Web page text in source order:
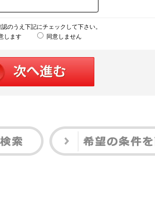
のうえ下記にチェックして下さい。
します
同意しません